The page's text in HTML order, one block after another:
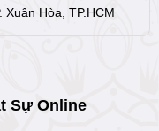
Xuân Hòa, TP.HCM
Sự Online